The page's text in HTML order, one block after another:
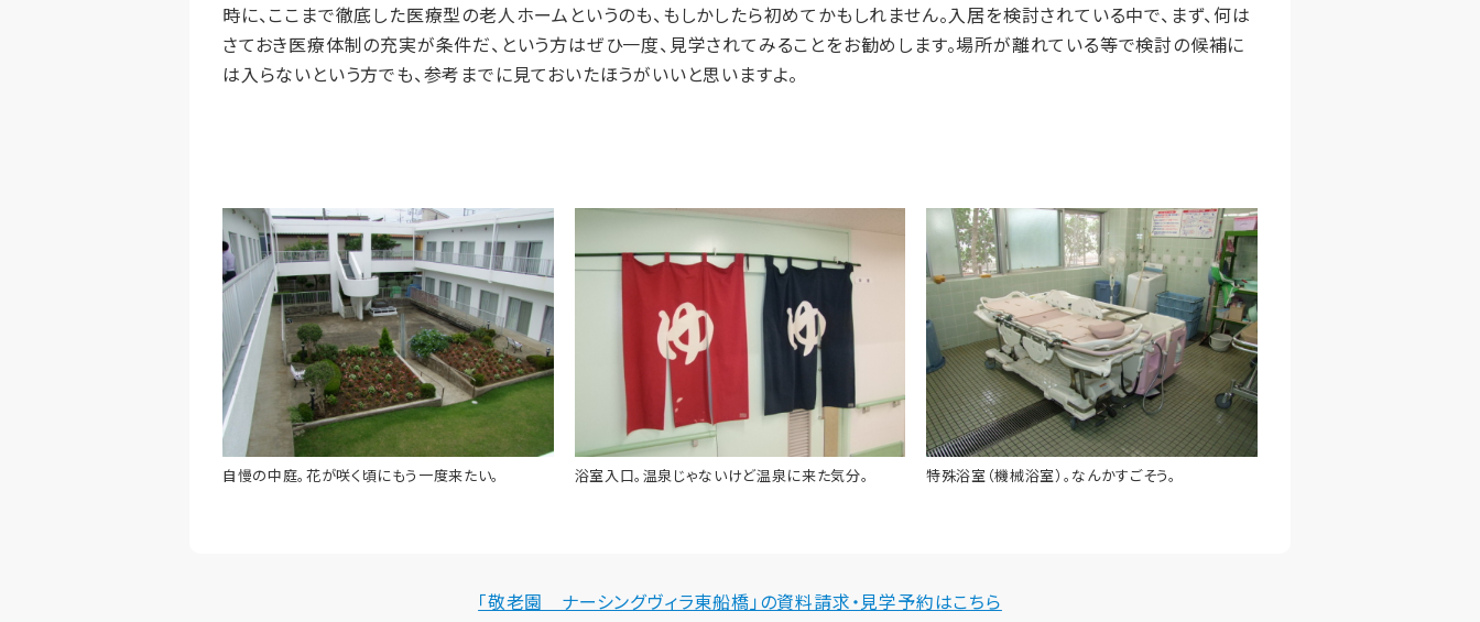
時に、ここまで徹底した医療型の老人ホームというのも、もしかしたら初めてかもしれません。入居を検討されている中で、まず、何は
さておき医療体制の充実が条件だ、という方はぜひ一度、見学されてみることをお勧めします。場所が離れている等で検討の候補に
は入らないという方でも、参考までに見ておいたほうがいいと思いますよ。
自慢の中庭。花が咲く頃にもう一度来たい。 浴室入口。温泉じゃないけど温泉に来た気分。 特殊浴室（機械浴室）。なんかすごそう。
「敬老園 ナーシングヴィラ東船橋」の資料請求・見学予約はこちら